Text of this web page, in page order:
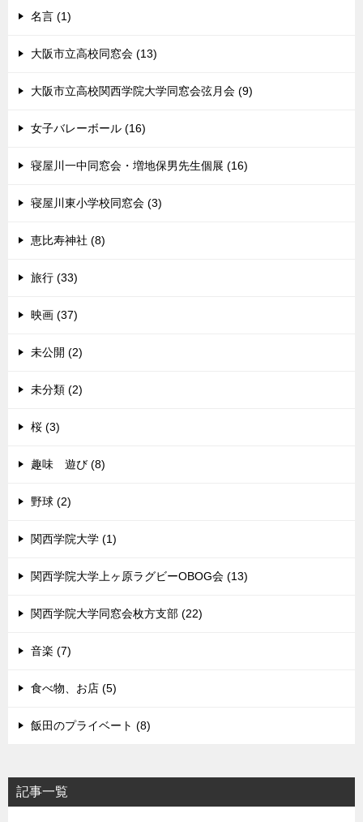
名言 (1)
大阪市立高校同窓会 (13)
大阪市立高校関西学院大学同窓会弦月会 (9)
女子バレーボール (16)
寝屋川一中同窓会・増地保男先生個展 (16)
寝屋川東小学校同窓会 (3)
恵比寿神社 (8)
旅行 (33)
映画 (37)
未公開 (2)
未分類 (2)
桜 (3)
趣味 遊び (8)
野球 (2)
関西学院大学 (1)
関西学院大学上ヶ原ラグビーOBOG会 (13)
関西学院大学同窓会枚方支部 (22)
音楽 (7)
食べ物、お店 (5)
飯田のプライベート (8)
記事一覧